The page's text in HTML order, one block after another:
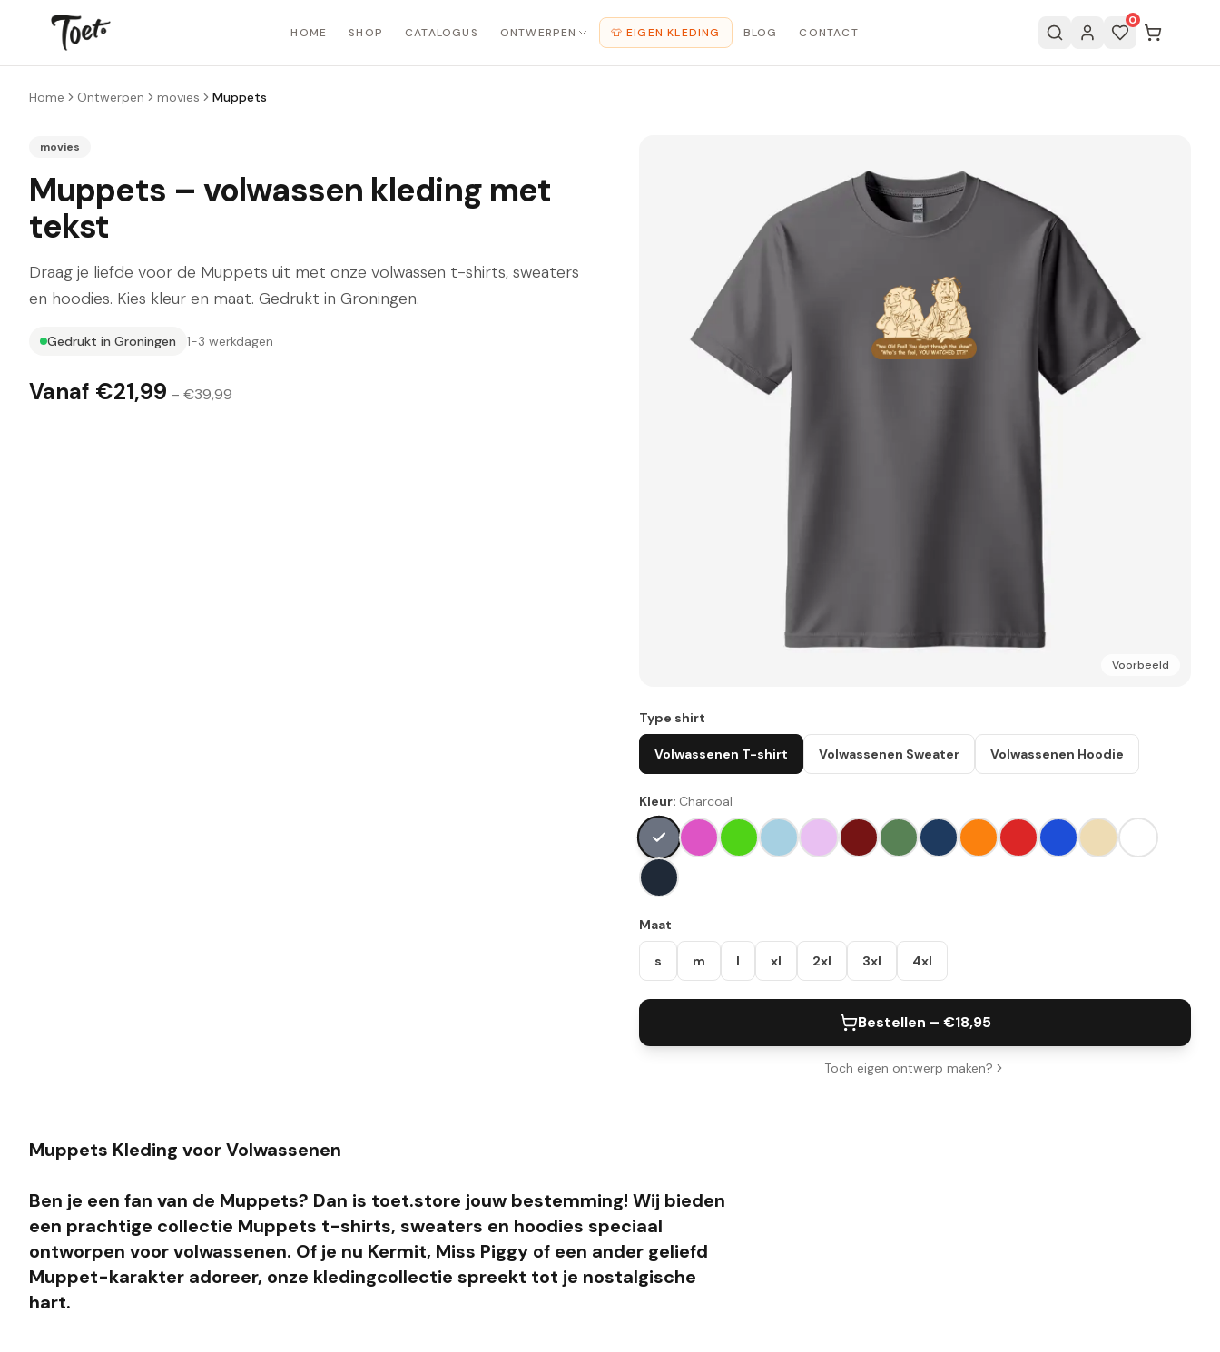
HOME SHOP CATALOGUS ONTWERPEN 👕 EIGEN KLEDING BLOG CONTACT
0
Home Ontwerpen movies Muppets
movies
Muppets – volwassen kleding met
tekst
Draag je liefde voor de Muppets uit met onze volwassen t-shirts, sweaters
en hoodies. Kies kleur en maat. Gedrukt in Groningen.
Gedrukt in Groningen 1-3 werkdagen
Vanaf €21,99 – €39,99
Voorbeeld
Type shirt
Volwassenen T-shirt Volwassenen Sweater Volwassenen Hoodie
Kleur: Charcoal
Maat
s m l xl 2xl 3xl 4xl
Bestellen – €18,95
Toch eigen ontwerp maken?
Muppets Kleding voor Volwassenen
Ben je een fan van de Muppets? Dan is toet.store jouw bestemming! Wij bieden
een prachtige collectie Muppets t-shirts, sweaters en hoodies speciaal
ontworpen voor volwassenen. Of je nu Kermit, Miss Piggy of een ander geliefd
Muppet-karakter adoreer, onze kledingcollectie spreekt tot je nostalgische
hart.